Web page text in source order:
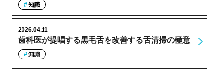
知識
歯科医が提唱する黒毛舌を改善する舌清掃の極意
2026.04.11
知識